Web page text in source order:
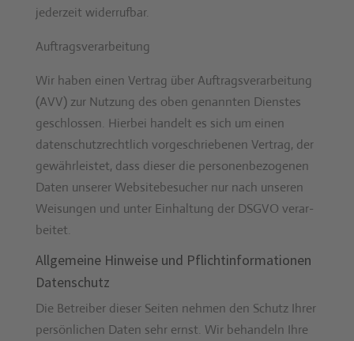
jed­erzeit wider­ruf­bar.
Auf­tragsver­ar­beitung
Wir haben einen Ver­trag über Auf­tragsver­ar­beitung
(AVV) zur Nutzung des oben genan­nten Dien­stes
geschlossen. Hier­bei han­delt es sich um einen
daten­schutzrechtlich vorgeschriebe­nen Ver­trag, der
gewährleis­tet, dass dieser die per­so­n­en­be­zo­ge­nen
Dat­en unser­er Web­sitebe­such­er nur nach unseren
Weisun­gen und unter Ein­hal­tung der DSGVO ver­ar­
beit­et.
Allgemeine Hinweise und Pflicht­informationen
Datenschutz
Die Betreiber dieser Seit­en nehmen den Schutz Ihrer
per­sön­lichen Dat­en sehr ernst. Wir behan­deln Ihre